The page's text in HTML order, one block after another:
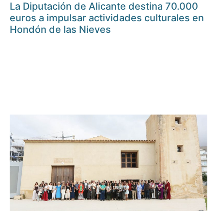
La Diputación de Alicante destina 70.000
euros a impulsar actividades culturales en
Hondón de las Nieves